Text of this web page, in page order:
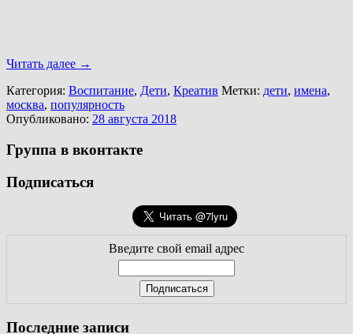
Читать далее →
Категория: Воспитание, Дети, Креатив Метки: дети, имена,
москва, популярность
Опубликовано: 28 августа 2018
Группа в вконтакте
Подписаться
Введите свой email адрес
Последние записи